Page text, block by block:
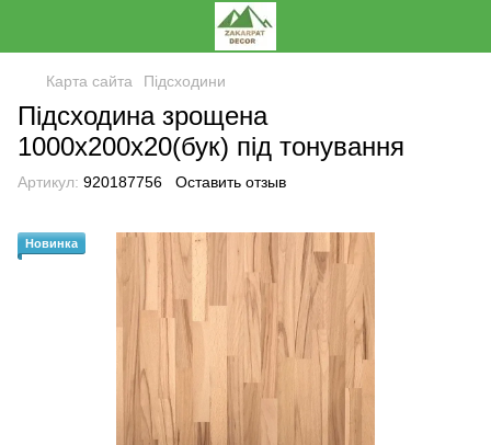
Карта сайта Підсходини
Підсходина зрощена
1000х200х20(бук) під тонування
Артикул: 920187756 Оставить отзыв
Новинка